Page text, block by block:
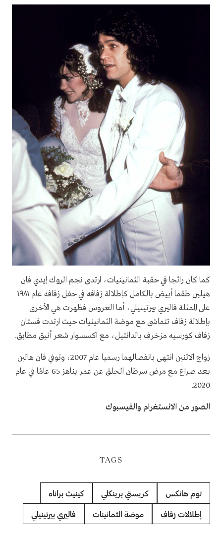
كما كان رائجا في حقبة الثمانينيات، ارتدى نجم الروك إيدي فان
هيلين طقما أبيض بالكامل كإطلالة زفافه في حفل زفافه عام ١٩٨١
على الممثلة فاليري بيرتينيلي، أما العروس فظهرت هي الأخرى
بإطلالة زفاف تتماشى مع موضة الثمانينيات حيث ارتدت فستان
زفاف كورسيه مزخرف بالدانتيل، مع اكسسوار شعر أنيق مطابق.
زواج الاثنين انتهى بانفصالهما رسميا عام 2007، وتوفي فان هالين
بعد صراع مع مرض سرطان الحلق عن عمر يناهز 65 عامًا في عام
2020.
الصور من الانستغرام والفيسبوك
TAGS
توم هانكس كريستي برينكلي كينيث براناه
إطلالات زفاف موضة الثمانينات فاليري بيرتينيلي